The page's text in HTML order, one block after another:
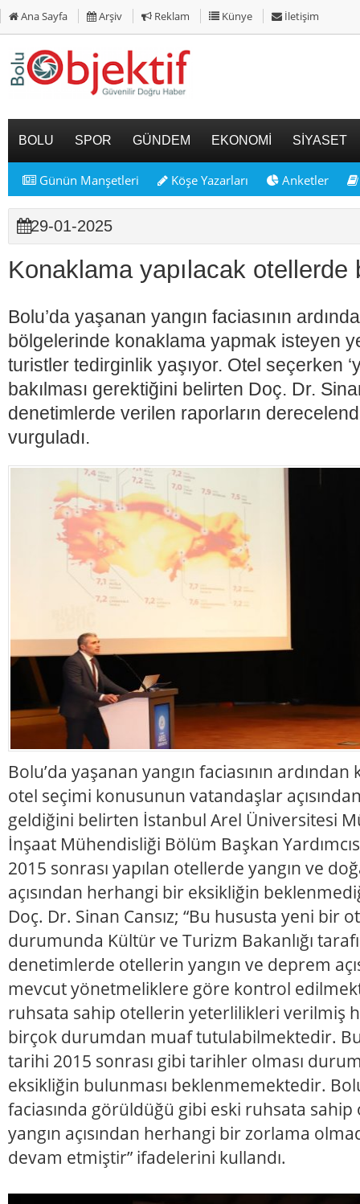
Ana Sayfa Arşiv Reklam Künye İletişim
BOLU SPOR GÜNDEM EKONOMİ SİYASET
Günün Manşetleri Köşe Yazarları Anketler
29-01-2025
Konaklama yapılacak otellerde
Bolu’da yaşanan yangın faciasının
bölgelerinde konaklama yapmak isteyen
turistler tedirginlik yaşıyor. Otel seçerken
bakılması gerektiğini belirten Doç. Dr.
denetimlerde verilen raporların
vurguladı.
Bolu’da yaşanan yangın faciasının
otel seçimi konusunun vatandaşlar
geldiğini belirten İstanbul Arel Üniversitesi
İnşaat Mühendisliği Bölüm Başkan
2015 sonrası yapılan otellerde yangın ve
açısından herhangi bir eksikliğin
Doç. Dr. Sinan Cansız; “Bu hususta yeni bir
durumunda Kültür ve Turizm Bakanlığı
denetimlerde otellerin yangın ve deprem
mevcut yönetmeliklere göre kontrol
ruhsata sahip otellerin yeterlilikleri verilmiş
birçok durumdan muaf tutulabilmektedir. Bu
tarihi 2015 sonrası gibi tarihler olması
eksikliğin bulunması beklenmemektedir.
faciasında görüldüğü gibi eski ruhsata sahip
yangın açısından herhangi bir zorlama
devam etmiştir” ifadelerini kullandı.